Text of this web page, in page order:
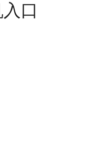
口